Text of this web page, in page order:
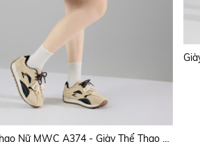
Giày Thể Thao Nữ MWC A374 - Giày Thể Thao Nữ Họa Tiết Uốn Lượn Cá Tính Đi Học, Đi Chơi, Dạo Phố Trẻ Trung, Năng Động.
375.000 đ